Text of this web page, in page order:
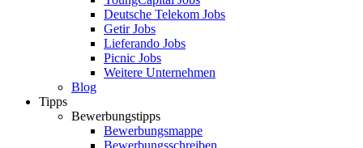
Deutsche Telekom Jobs
Getir Jobs
Lieferando Jobs
Picnic Jobs
Weitere Unternehmen
Blog
Tipps
Bewerbungstipps
Bewerbungsmappe
Bewerbungsschreiben